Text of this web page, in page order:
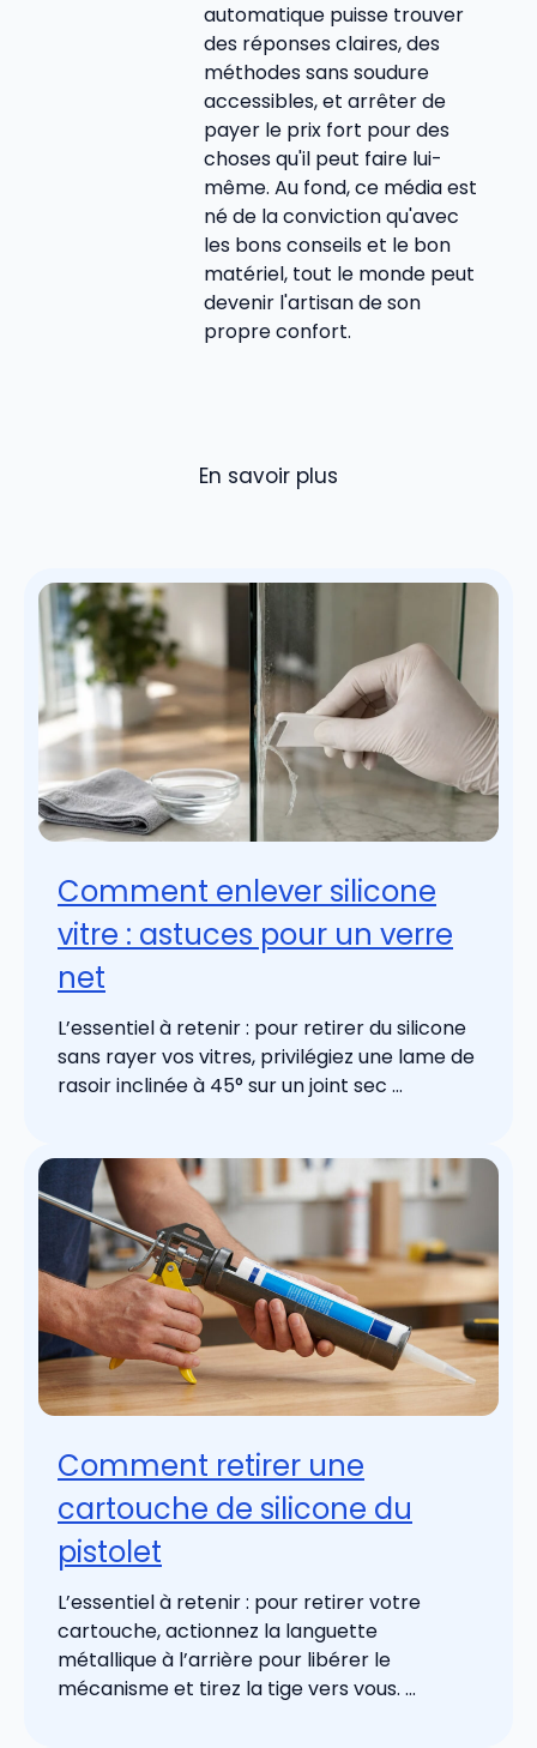
automatique puisse trouver
des réponses claires, des
méthodes sans soudure
accessibles, et arrêter de
payer le prix fort pour des
choses qu'il peut faire lui-
même. Au fond, ce média est
né de la conviction qu'avec
les bons conseils et le bon
matériel, tout le monde peut
devenir l'artisan de son
propre confort.
En savoir plus
Comment enlever silicone
vitre : astuces pour un verre
net
L’essentiel à retenir : pour retirer du silicone
sans rayer vos vitres, privilégiez une lame de
rasoir inclinée à 45° sur un joint sec ...
Comment retirer une
cartouche de silicone du
pistolet
L’essentiel à retenir : pour retirer votre
cartouche, actionnez la languette
métallique à l’arrière pour libérer le
mécanisme et tirez la tige vers vous. ...